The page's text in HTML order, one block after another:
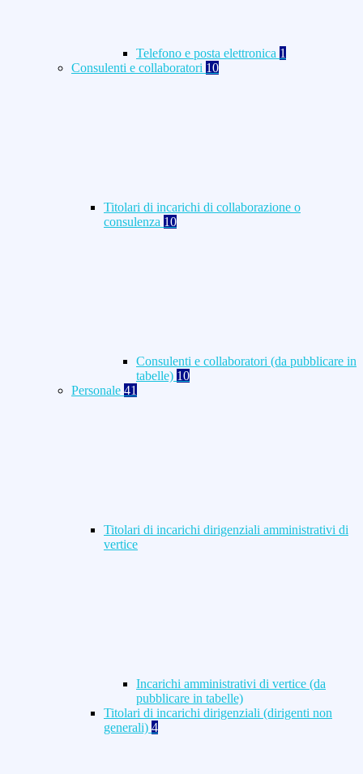
Telefono e posta elettronica 1
Consulenti e collaboratori 10
Titolari di incarichi di collaborazione o
consulenza 10
Consulenti e collaboratori (da pubblicare in
tabelle) 10
Personale 41
Titolari di incarichi dirigenziali amministrativi di
vertice
Incarichi amministrativi di vertice (da
pubblicare in tabelle)
Titolari di incarichi dirigenziali (dirigenti non
generali) 4